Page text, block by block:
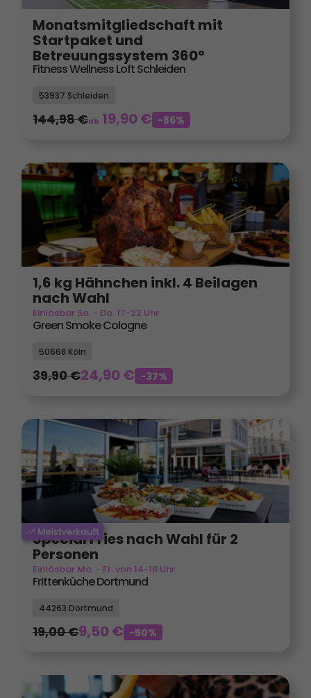
Monatsmitgliedschaft mit
Startpaket und
Betreuungssystem 360°
Fitness Wellness Loft Schleiden
53937 Schleiden
144,98€ab 19,90€ -86%
1,6 kg Hähnchen inkl. 4 Beilagen
nach Wahl
Einlösbar So. - Do. 17-22 Uhr
Green Smoke Cologne
50668 Köln
39,90€24,90€ -37%
Special Fries nach Wahl für 2
Personen
Einlösbar Mo. - Fr. von 14-18 Uhr
Frittenküche Dortmund
44263 Dortmund
19,00€9,50€ -50%